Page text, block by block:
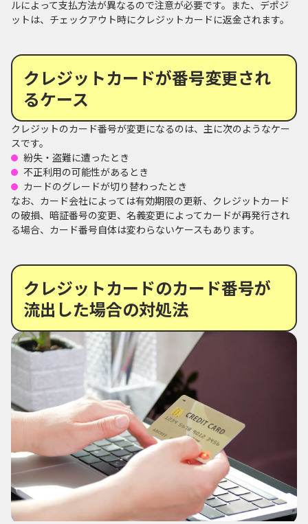
ルによって支払方法が異なるので注意が必要です。また、デポジ
ットは、チェックアウト時にクレジットカードに返金されます。
クレジットカードが番号変更され
るケース
クレジットのカード番号が変更になるのは、主に次のようなケー
スです。
紛失・盗難に遭ったとき
不正利用の可能性があるとき
カードのグレードが切り替わったとき
なお、カード会社によっては有効期限の更新、クレジットカード
の破損、暗証番号の変更、名義変更によってカードが再発行され
る場合、カード番号自体は変わらないケースもあります。
クレジットカードのカード番号が
流出した場合の対処法